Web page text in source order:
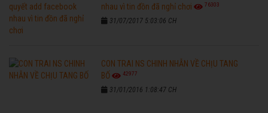
nhau vì tin đồn đã nghỉ chơi
76303
31/07/2017 5:03:06 CH
CON TRAI NS CHINH NHẪN VỀ CHỊU TANG
BỐ
42977
31/01/2016 1:08:47 CH